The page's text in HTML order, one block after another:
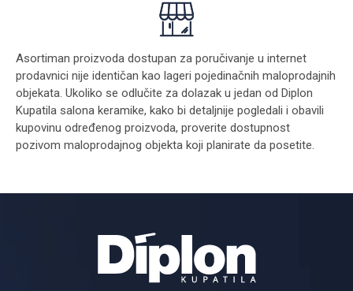
Asortiman proizvoda dostupan za poručivanje u internet
prodavnici nije identičan kao lageri pojedinačnih maloprodajnih
objekata. Ukoliko se odlučite za dolazak u jedan od Diplon
Kupatila salona keramike, kako bi detaljnije pogledali i obavili
kupovinu određenog proizvoda, proverite dostupnost
pozivom maloprodajnog objekta koji planirate da posetite.